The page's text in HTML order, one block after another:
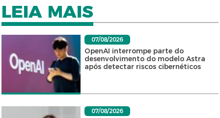
LEIA MAIS
07/08/2026
OpenAI interrompe parte do
desenvolvimento do modelo Astra
após detectar riscos cibernéticos
07/08/2026